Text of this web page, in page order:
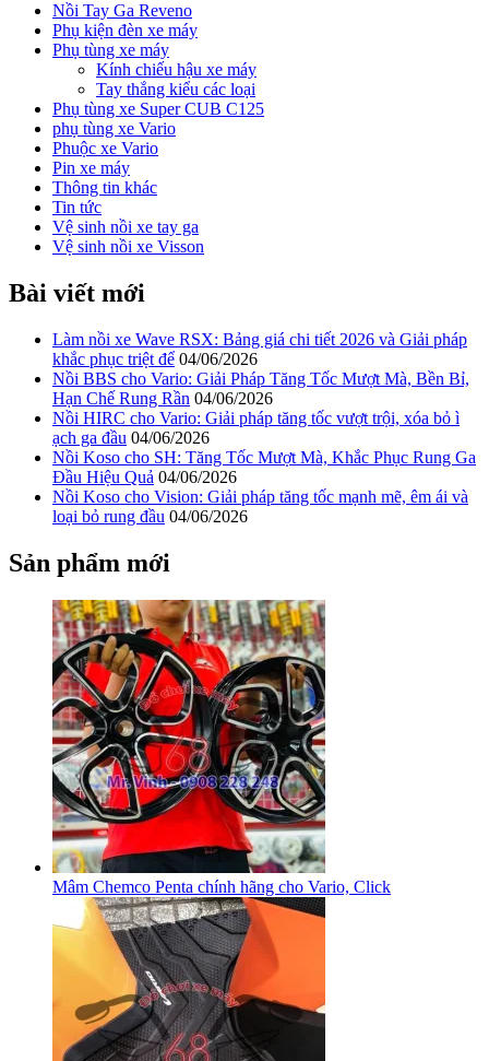
Nồi Tay Ga Reveno
Phụ kiện đèn xe máy
Phụ tùng xe máy
Kính chiếu hậu xe máy
Tay thắng kiểu các loại
Phụ tùng xe Super CUB C125
phụ tùng xe Vario
Phuộc xe Vario
Pin xe máy
Thông tin khác
Tin tức
Vệ sinh nồi xe tay ga
Vệ sinh nồi xe Visson
Bài viết mới
Làm nồi xe Wave RSX: Bảng giá chi tiết 2026 và Giải pháp
khắc phục triệt để 04/06/2026
Nồi BBS cho Vario: Giải Pháp Tăng Tốc Mượt Mà, Bền Bỉ,
Hạn Chế Rung Rần 04/06/2026
Nồi HIRC cho Vario: Giải pháp tăng tốc vượt trội, xóa bỏ ì
ạch ga đầu 04/06/2026
Nồi Koso cho SH: Tăng Tốc Mượt Mà, Khắc Phục Rung Ga
Đầu Hiệu Quả 04/06/2026
Nồi Koso cho Vision: Giải pháp tăng tốc mạnh mẽ, êm ái và
loại bỏ rung đầu 04/06/2026
Sản phẩm mới
Mâm Chemco Penta chính hãng cho Vario, Click